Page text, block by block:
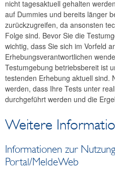
nicht tagesaktuell gehalten
auf Dummies und bereits länger
zurückzugreifen, da ansonsten
Folge sind. Bevor Sie die
wichtig, dass Sie sich im Vorfeld
Erhebungsverantwortlichen
Testumgebung betriebsbereit ist
testenden Erhebung aktuell sind.
werden, dass Ihre Tests unter
durchgeführt werden und die
Weitere
Informationen zur
Portal/MeldeWeb